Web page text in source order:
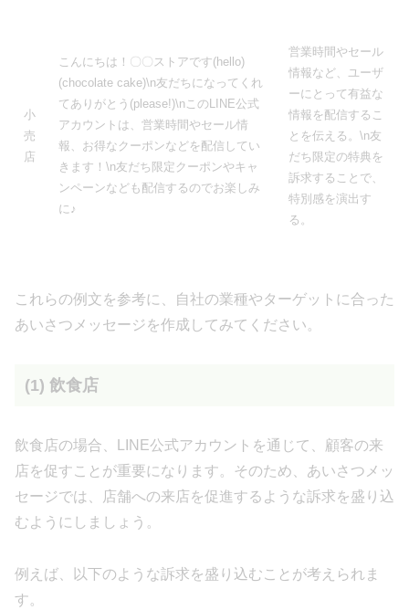
小
売
店
こんにちは！〇〇ストアです(hello)
(chocolate cake)\n友だちになってくれ
てありがとう(please!)\nこのLINE公式
アカウントは、営業時間やセール情
報、お得なクーポンなどを配信してい
きます！\n友だち限定クーポンやキャ
ンペーンなども配信するのでお楽しみ
に♪
営業時間やセール
情報など、ユーザ
ーにとって有益な
情報を配信するこ
とを伝える。\n友
だち限定の特典を
訴求することで、
特別感を演出す
る。
これらの例文を参考に、自社の業種やターゲットに合った
あいさつメッセージを作成してみてください。
(1) 飲食店
飲食店の場合、LINE公式アカウントを通じて、顧客の来
店を促すことが重要になります。そのため、あいさつメッ
セージでは、店舗への来店を促進するような訴求を盛り込
むようにしましょう。
例えば、以下のような訴求を盛り込むことが考えられま
す。